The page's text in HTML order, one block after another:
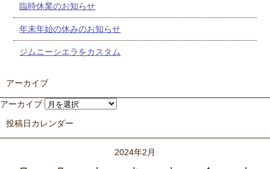
臨時休業のお知らせ
年末年始の休みのお知らせ
ジムニーシエラをカスタム
アーカイブ
アーカイブ
投稿日カレンダー
2024年2月